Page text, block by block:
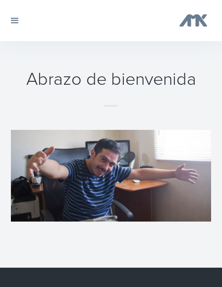
Abrazo de bienvenida